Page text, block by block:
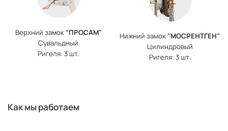
Верхний замок"ПРОСАМ"
Сувальдный
Ригеля: 3 шт.
Нижний замок"МОСРЕНТГЕН"
Цилиндровый
Ригеля: 3 шт.
Как мы работаем